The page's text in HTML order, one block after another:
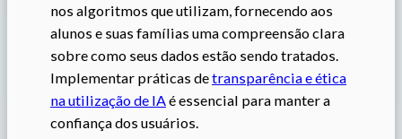
nos algoritmos que utilizam, fornecendo aos
alunos e suas famílias uma compreensão clara
sobre como seus dados estão sendo tratados.
Implementar práticas detransparência e ética
na utilização de IA é essencial para manter a
confiança dos usuários.